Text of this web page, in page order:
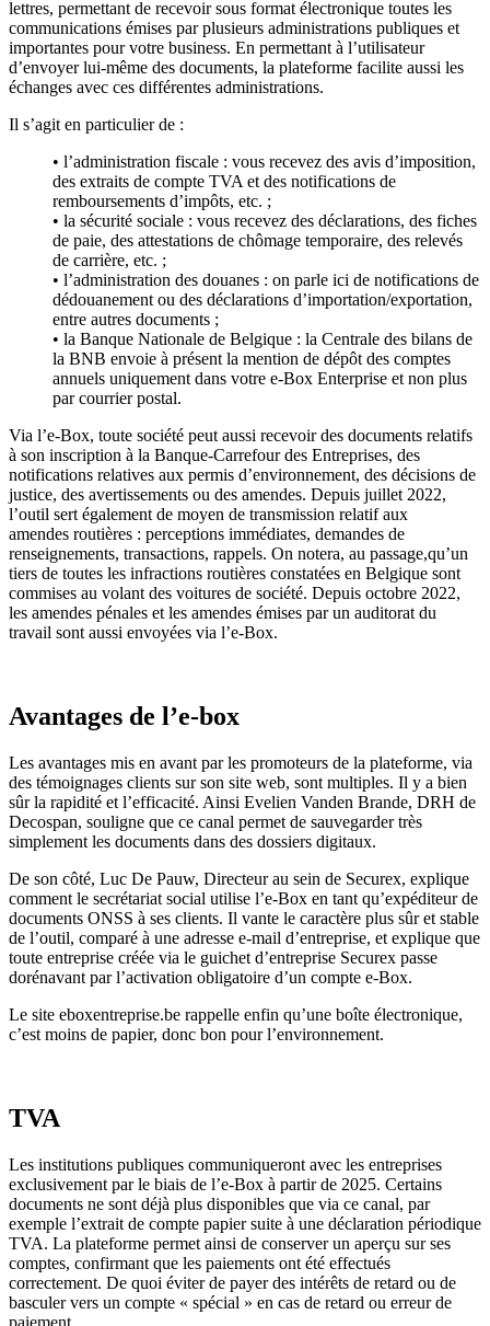
lettres, permettant de recevoirsous format électronique toutes les
communications émises parplusieurs administrations publiques et
importantes pour votre business. En permettant à l’utilisateur
d’envoyerlui-même des documents, la plateforme facilite aussi les
échanges avec ces différentes administrations.
Il s’agit en particulier de :
• l’administration fiscale : vous recevez des avis d’imposition,
des extraits de compte TVA et des notifications de
remboursements d’impôts, etc. ;
• la sécurité sociale : vous recevez des déclarations, des fiches
de paie, des attestations de chômage temporaire, des relevés
de carrière, etc. ;
• l’administration des douanes : on parle ici de notifications de
dédouanement ou des déclarations d’importation/exportation,
entre autres documents ;
• la Banque Nationale de Belgique : la Centrale des bilans de
la BNB envoie à présent la mention de dépôt des comptes
annuels uniquement dans votre e-Box Enterprise et non plus
par courrier postal.
Via l’e-Box, toute société peut aussi recevoir des documents relatifs
à son inscription à la Banque-Carrefour des Entreprises, des
notifications relatives aux permis d’environnement, des décisions de
justice, des avertissements ou des amendes. Depuis juillet 2022,
l’outil sert également de moyen de transmission relatifaux
amendes routières : perceptions immédiates, demandes de
renseignements, transactions, rappels. On notera, au passage,qu’un
tiers de toutes les infractions routières constatées en Belgique sont
commises au volant des voitures de société. Depuis octobre 2022,
les amendes pénales et les amendes émises par un auditorat du
travail sont aussi envoyées via l’e-Box.
Avantages de l’e-box
Les avantages mis en avant par les promoteurs de la plateforme, via
des témoignages clients sur son site web, sont multiples. Il y a bien
sûrla rapidité et l’efficacité. Ainsi Evelien Vanden Brande, DRH de
Decospan, souligne que ce canal permet de sauvegarder très
simplement les documents dans des dossiers digitaux.
De son côté, Luc De Pauw, Directeur au sein de Securex, explique
comment le secrétariat social utilise l’e-Box en tant qu’expéditeur de
documents ONSS à ses clients. Il vante le caractère plus sûr et stable
de l’outil, comparé à une adresse e-mail d’entreprise, et explique que
toute entreprise créée via le guichet d’entreprise Securex passe
dorénavant par l’activation obligatoire d’un compte e-Box.
Le site eboxentreprise.be rappelle enfin qu’une boîte électronique,
c’est moins de papier, donc bon pour l’environnement.
TVA
Les institutions publiques communiqueront avec les entreprises
exclusivement par le biais de l’e-Box à partir de 2025. Certains
documents ne sont déjà plus disponibles que via ce canal, par
exemple l’extrait de compte papier suite à une déclaration périodique
TVA. La plateforme permet ainsi de conserver un aperçu sur ses
comptes, confirmant que les paiements ont été effectués
correctement. De quoi éviter de payer des intérêts de retard ou de
basculer vers un compte « spécial » en cas de retard ou erreur de
paiement.